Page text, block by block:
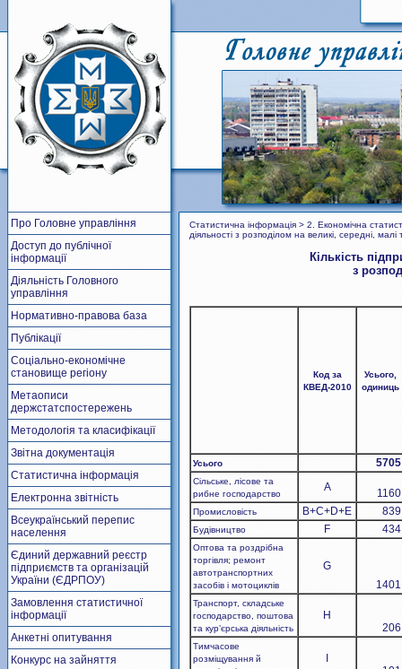
Про Головне управління
Доступ до публічної
інформації
Діяльність Головного
управління
Нормативно-правова база
Публікації
Соціально-економічне
становище регіону
Метаописи
держстатспостережень
Методологія та класифікації
Звітна документація
Статистична інформація
Електронна звітність
Всеукраїнський перепис
населення
Єдиний державний реєстр
підприємств та організацій
України (ЄДРПОУ)
Замовлення статистичної
інформації
Анкетні опитування
Конкурс на зайняття
Статистична інформація > 2. Економічна
діяльності з розподілом на великі, середні, малі
Кількість
з
Код за
КВЕД-2010
Усього,
одиниць
Усього 5705
Сільське, лісове та
рибне господарство
A 1160
Промисловість B+C+D+E 839
Будівництво F 434
Оптова та роздрібна
торгівля; ремонт
автотранспортних
засобів і мотоциклів
G
1401
Транспорт, складське
господарство, поштова
та кур’єрська діяльність
H
206
Тимчасове
розміщування й